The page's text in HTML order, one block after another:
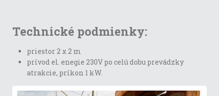
Technické podmienky:
priestor 2 x 2 m
prívod el. enegie 230V po celú dobu prevádzky
atrakcie, príkon 1 kW.